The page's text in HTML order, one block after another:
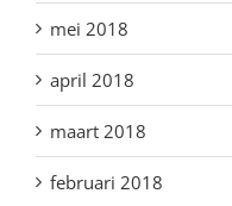
mei 2018
april 2018
maart 2018
februari 2018